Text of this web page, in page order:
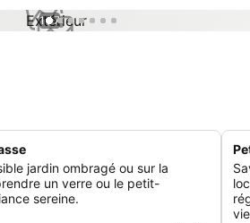
1 / 7
jardin ombragé ou sur la
un verre ou le petit-
sereine.